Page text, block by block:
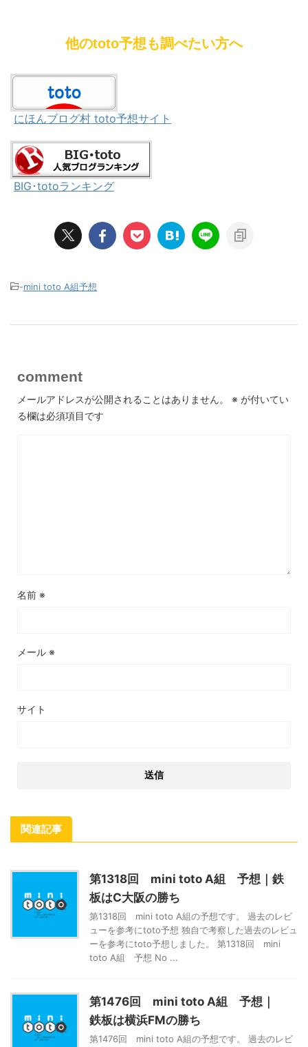
他のtoto予想も調べたい方へ
にほんブログ村 toto予想サイト
BIG･totoランキング
-mini toto A組予想
comment
メールアドレスが公開されることはありません。 ※ が付いてい
る欄は必須項目です
名前 ※
メール ※
サイト
関連記事
第1318回 mini toto A組 予想｜鉄
板はC大阪の勝ち
第1318回 mini toto A組の予想です。 過去のレビ
ューを参考にtoto予想 独自で考察した過去のレビュ
ーを参考にtoto予想しました。 第1318回 mini
toto A組 予想 No ...
第1476回 mini toto A組 予想｜
鉄板は横浜FMの勝ち
第1476回 mini toto A組の予想です。 過去のレビ